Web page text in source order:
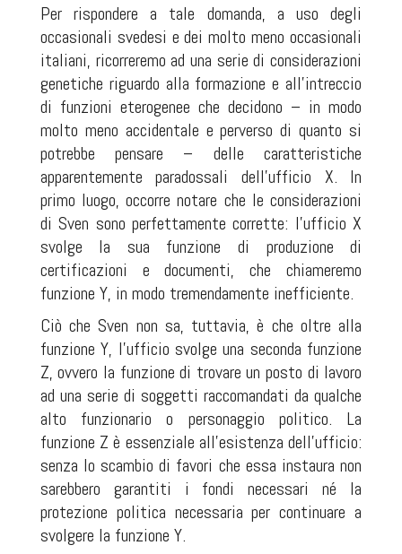
Per rispondere a tale domanda, a uso degli
occasionali svedesi e dei molto meno occasionali
italiani, ricorreremo ad una serie di considerazioni
genetiche riguardo alla formazione e all'intreccio
di funzioni eterogenee che decidono – in modo
molto meno accidentale e perverso di quanto si
potrebbe pensare – delle caratteristiche
apparentemente paradossali dell'ufficio X. In
primo luogo, occorre notare che le considerazioni
di Sven sono perfettamente corrette: l'ufficio X
svolge la sua funzione di produzione di
certificazioni e documenti, che chiameremo
funzione Y, in modo tremendamente inefficiente.
Ciò che Sven non sa, tuttavia, è che oltre alla
funzione Y, l'ufficio svolge una seconda funzione
Z, ovvero la funzione di trovare un posto di lavoro
ad una serie di soggetti raccomandati da qualche
alto funzionario o personaggio politico. La
funzione Z è essenziale all'esistenza dell'ufficio:
senza lo scambio di favori che essa instaura non
sarebbero garantiti i fondi necessari né la
protezione politica necessaria per continuare a
svolgere la funzione Y.